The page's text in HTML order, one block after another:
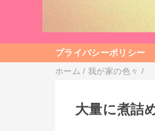
プライバシーポリシー
ホーム /我が家の色々 /
大量に煮詰